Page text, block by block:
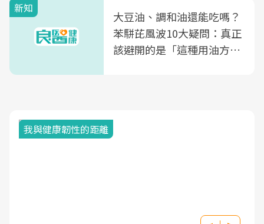
新知
大豆油、調和油還能吃嗎？
苯駢芘風波10大疑問：真正
該避開的是「這種用油方
我與健康韌性的距離